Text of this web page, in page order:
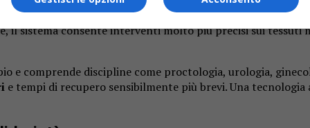
è un dispositivo medicale palmare di ultima
il sistema consente interventi molto più precisi sui
e comprende discipline come proctologia, urologia,
e tempi di recupero sensibilmente più brevi. Una